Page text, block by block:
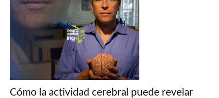
Cómo la actividad cerebral puede revelar